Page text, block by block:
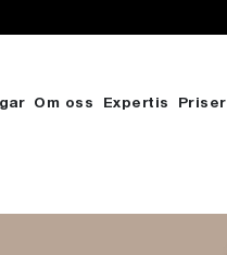
Om oss Expertis Priser